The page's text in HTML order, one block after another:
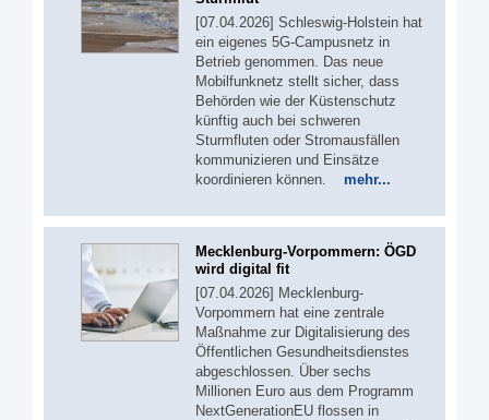
[07.04.2026] Schleswig-Holstein hat
ein eigenes 5G‑Campusnetz in
Betrieb genommen. Das neue
Mobilfunknetz stellt sicher, dass
Behörden wie der Küstenschutz
künftig auch bei schweren
Sturmfluten oder Stromausfällen
kommunizieren und Einsätze
koordinieren können. mehr...
Mecklenburg-Vorpommern: ÖGD
wird digital fit
[07.04.2026] Mecklenburg-
Vorpommern hat eine zentrale
Maßnahme zur Digitalisierung des
Öffentlichen Gesundheitsdienstes
abgeschlossen. Über sechs
Millionen Euro aus dem Programm
NextGenerationEU flossen in